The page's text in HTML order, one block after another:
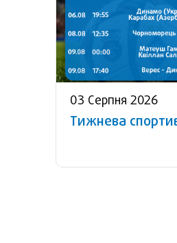
03 Серпня 2026
Тижнева